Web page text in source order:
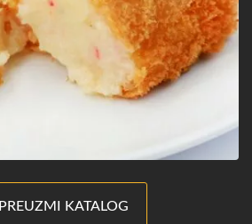
PREUZMI KATALOG